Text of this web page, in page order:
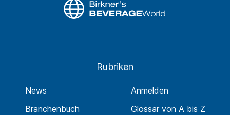
Rubriken
News
Branchenbuch
Anmelden
Glossar von A bis Z